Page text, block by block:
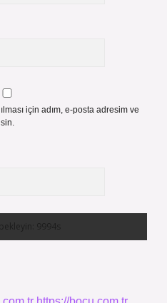
için adım, e-posta adresim ve